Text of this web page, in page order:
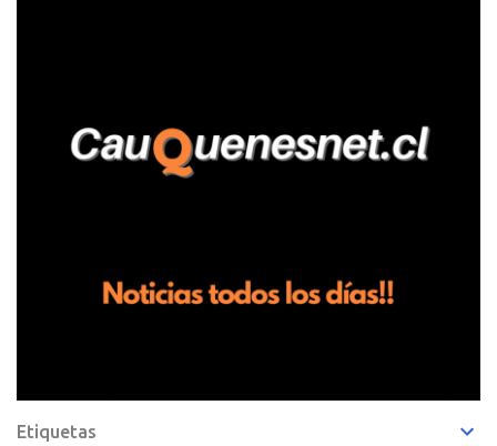
trabajadores, el edil descendió del vehículo y, en medio de la
confrontación, la habría tomado de los hombros, empujado al
suelo y agredido con golpes de pies y manos, mientr...
Etiquetas